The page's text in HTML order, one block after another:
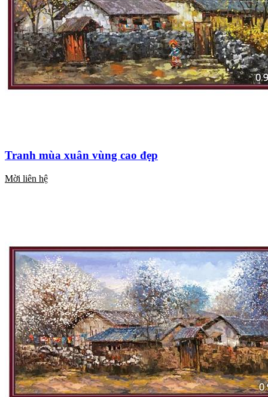
Tranh mùa xuân vùng cao đẹp
Mời liên hệ